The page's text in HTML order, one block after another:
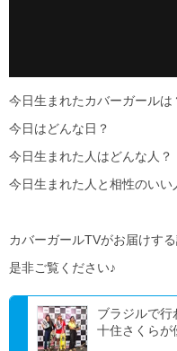
今日生まれたカバーガールは
今日はどんな日？
今日生まれた人はどんな人？
今日生まれた人と相性のいい
カバーガールTVがお届けする
是非ご覧ください♪
ブラジルで行
十住さくらが